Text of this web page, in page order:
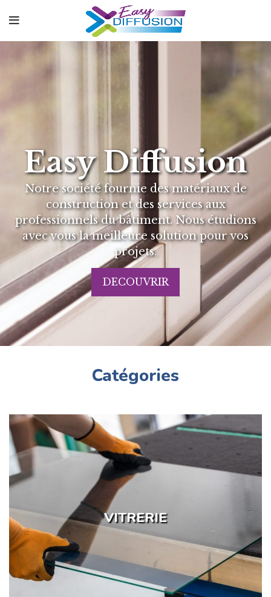
Notre société fournie des matériaux de
construction et des services aux
professionnels du bâtiment. Nous étudions
avec vous la meilleure solution pour vos
projets.
Easy Diffusion
DECOUVRIR
Catégories
VITRERIE